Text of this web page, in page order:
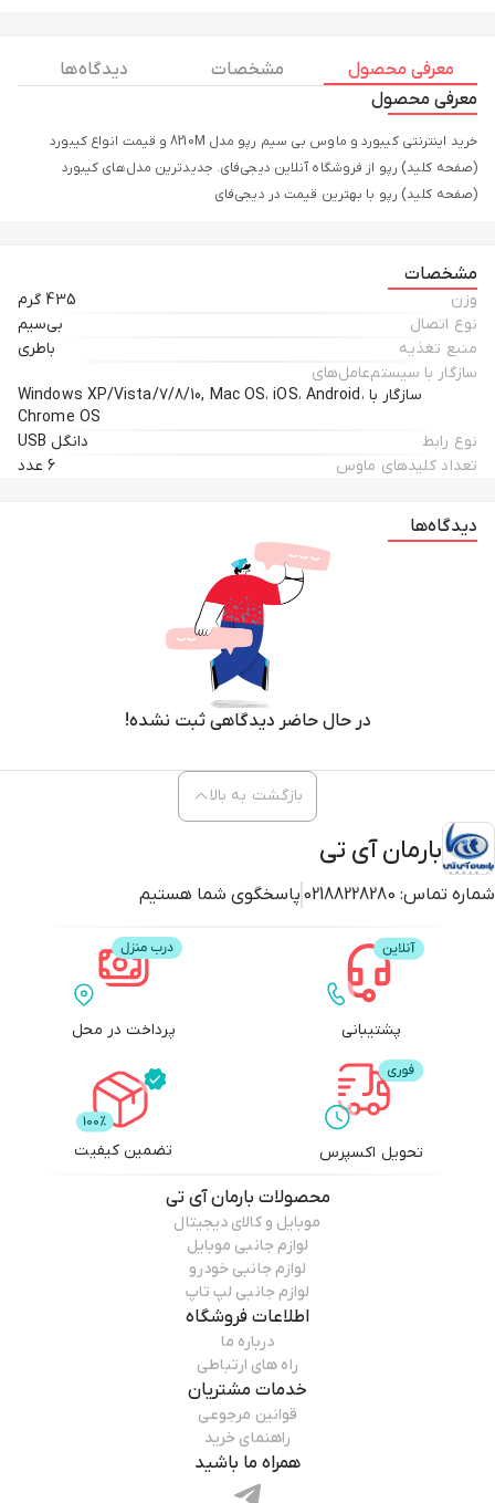
معرفی محصول مشخصات
دیدگاه ها
معرفی محصول
خرید اینترنتی کیبورد و ماوس بی سیم رپو مدل 8210M و قیمت انواع کیبورد
(صفحه کلید) رپو از فروشگاه آنلاین دیجی‌فای. جدیدترین مدل‌های کیبورد
(صفحه کلید) رپو با بهترین قیمت در دیجی‌فای
مشخصات
وزن
435 گرم
نوع اتصال
بی‌سیم
منبع تغذیه
باطری
سازگار با سیستم‌عامل‌های
سازگار با Windows XP/Vista/7/8/10, Mac OS، iOS، Android،
Chrome OS
نوع رابط
دانگل USB
تعداد کلیدهای ماوس
6 عدد
دیدگاه‌ها
در حال حاضر دیدگاهی ثبت نشده!
بارمان آی تی
شماره تماس: 02188228280 پاسخگوی شما هستیم
بازگشت به بالا
پشتیبانی پرداخت در محل
تحویل اکسپرس تضمین کیفیت
محصولات بارمان آی تی
موبایل و کالای دیجیتال
لوازم جانبی موبایل
لوازم جانبی خودرو
لوازم جانبی لپ تاپ
اطلاعات فروشگاه
درباره ما
راه های ارتباطی
خدمات مشتریان
قوانین مرجوعی
راهنمای خرید
همراه ما باشید